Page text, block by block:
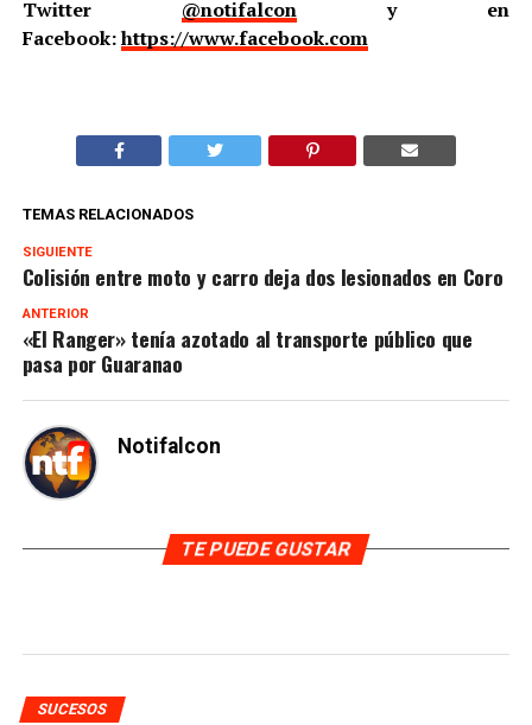
Twitter @notifalcony en
Facebook:https://www.facebook.com
TEMAS RELACIONADOS
SIGUIENTE
Colisión entre moto y carro deja dos lesionados en Coro
ANTERIOR
«El Ranger» tenía azotado al transporte público que
pasa por Guaranao
Notifalcon
TE PUEDE GUSTAR
SUCESOS